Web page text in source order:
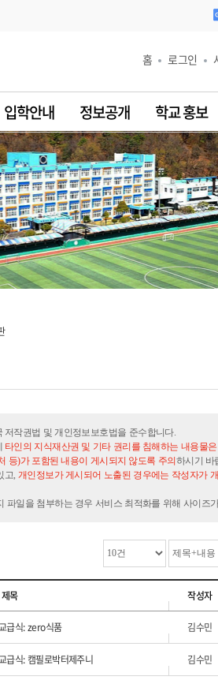
홈 로그인
입학안내 정보공개 학교 홍보
저작권법 및 개인정보보호법을 준수합니다.
타인의 지식재산권 및 기타 권리를 침해하는 내용물
등)가 포함된 내용이 게시되지 않도록 주의 하시기 바
고, 개인정보가 게시되어 노출된 경우에는 작성자가
파일을 첨부하는 경우 서비스 최적화를 위해 사이즈
제목 작성자
급식: zero식품 김수민
급식: 캠필로박터제주니 김수민